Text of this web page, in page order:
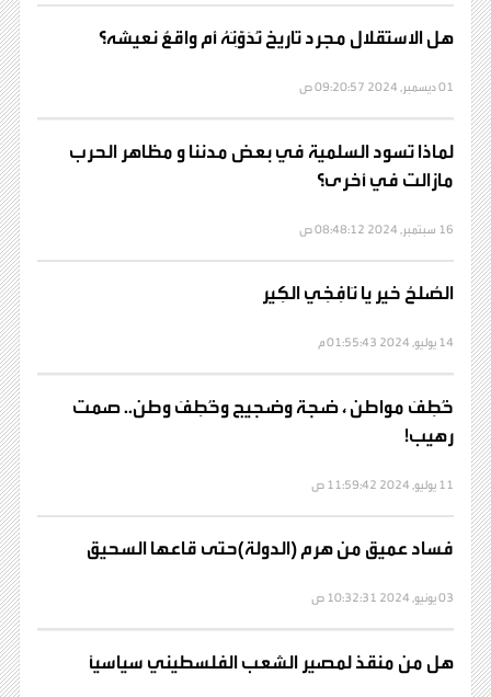
هل الاستقلال مجرد تاريخ نُدَوِّنَهُ أم واقعٌ نعيشه؟
01 ديسمبر, 2024 09:20:57 ص
لماذا تسود السلمية في بعض مدننا و مظاهر الحرب
مازالت في أخرى؟
16 سبتمبر, 2024 08:48:12 ص
الصُلحُ خير يا نَافِخِي الكِير
14 يوليو, 2024 01:55:43 م
خُطِفَ مواطن ، ضجة وضجيج وخُطِفَ وطن.. صمت
رهيب!
11 يوليو, 2024 11:59:42 ص
فساد عميق من هرم (الدولة)حتى قاعها السحيق
03 يونيو, 2024 10:32:31 ص
هل من منقذ لمصير الشعب الفلسطيني سياسياً